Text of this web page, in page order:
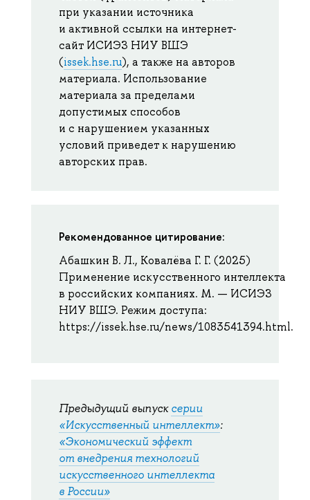
при указании источника
и активной ссылки на интернет-
сайт ИСИЭЗ НИУ ВШЭ
(issek.hse.ru), а также на авторов
материала. Использование
материала за пределами
допустимых способов
и с нарушением указанных
условий приведет к нарушению
авторских прав.
Рекомендованное цитирование:
Абашкин В. Л., Ковалёва Г. Г. (2025)
Применение искусственного интеллекта
в российских компаниях. М. — ИСИЭЗ
НИУ ВШЭ. Режим доступа:
https://issek.hse.ru/news/1083541394.html.
Предыдущий выпусксерии
«Искусственный интеллект»:
«Экономический эффект
от внедрения технологий
искусственного интеллекта
в России»